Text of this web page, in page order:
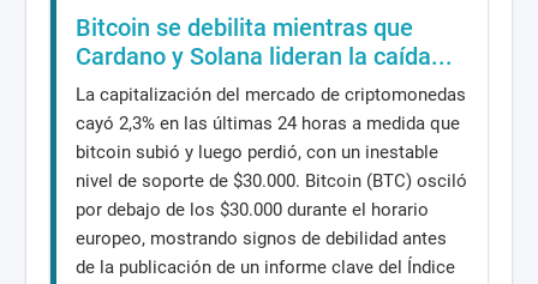
Bitcoin se debilita mientras que
Cardano y Solana lideran la caída...
La capitalización del mercado de criptomonedas
cayó 2,3% en las últimas 24 horas a medida que
bitcoin subió y luego perdió, con un inestable
nivel de soporte de $30.000. Bitcoin (BTC) osciló
por debajo de los $30.000 durante el horario
europeo, mostrando signos de debilidad antes
de la publicación de un informe clave del Índice